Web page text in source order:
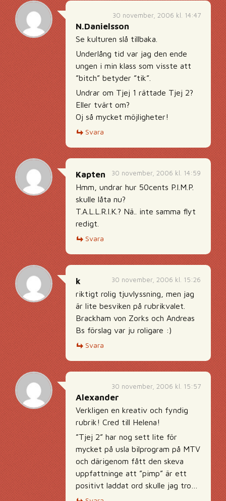
30 november, 2006 kl. 14:47
N.Danielsson
Se kulturen slå tillbaka.
Underlång tid var jag den ende
ungen i min klass som visste att
”bitch” betyder ”tik”.
Undrar om Tjej 1 rättade Tjej 2?
Eller tvärt om?
Oj så mycket möjligheter!
Svara
30 november, 2006 kl. 14:59
Kapten
Hmm, undrar hur 50cents P.I.M.P.
skulle låta nu?
T.A.L.L.R.I.K.? Nä.. inte samma flyt
redigt.
Svara
30 november, 2006 kl. 15:26
k
riktigt rolig tjuvlyssning, men jag
är lite besviken på rubrikvalet.
Brackham von Zorks och Andreas
Bs förslag var ju roligare :)
Svara
30 november, 2006 kl. 15:57
Alexander
Verkligen en kreativ och fyndig
rubrik! Cred till Helena!
”Tjej 2” har nog sett lite för
mycket på usla bilprogram på MTV
och därigenom fått den skeva
uppfattninge att ”pimp” är ett
positivt laddat ord skulle jag tro…